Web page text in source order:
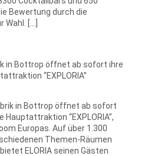
Bewertung durch die
[…]
in Bottrop öffnet ab sofort ihre
“EXPLORIA”
in Bottrop öffnet ab sofort
“EXPLORIA”,
Europas. Auf über 1.300
Themen-Räumen
ELORIA seinen Gästen